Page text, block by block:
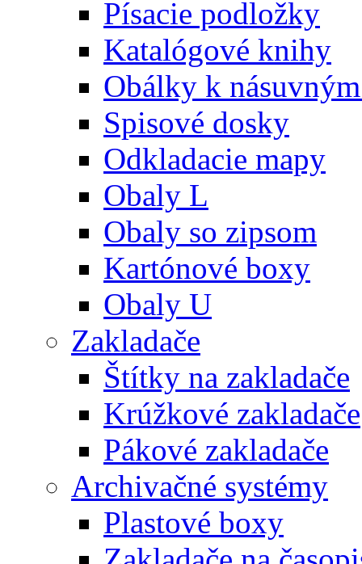
Písacie podložky
Katalógové knihy
Obálky k
Spisové dosky
Odkladacie mapy
Obaly L
Obaly so zipsom
Kartónové boxy
Obaly U
Zakladače
Štítky na zakladače
Krúžkové zakladače
Pákové zakladače
Archivačné systémy
Plastové boxy